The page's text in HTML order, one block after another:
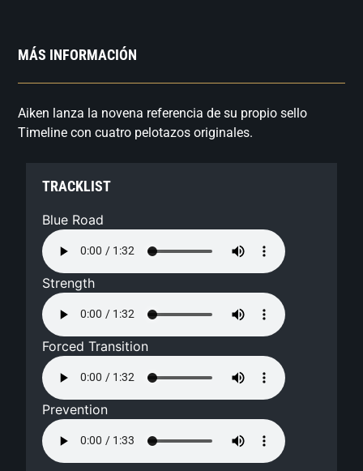
MÁS INFORMACIÓN
Aiken lanza la novena referencia de su propio sello
Timeline con cuatro pelotazos originales.
TRACKLIST
Blue Road
Strength
Forced Transition
Prevention